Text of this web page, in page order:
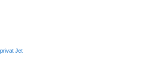
Jet